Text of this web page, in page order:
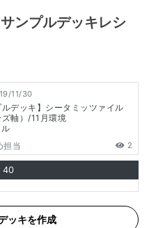
ンプルデッキレシ
11/30
ルデッキ】シータミッツァイル
ズ軸）/11月環境
担当
2
40
ッキを作成